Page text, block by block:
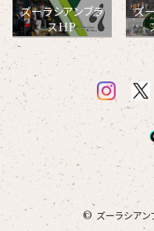
【xx's day】
【birthday】
【anniversary】
【Allstar】
【6faces】
カラードライポロシャツ
【Brass_emblem】
オックスフォード長袖シャツ
フルジップパーカー
ドライジップパーカー
ドライストレッチプルオーバーパ
スウェットパンツ
アウター
Tシャツ（長袖）
【chara】
【custom_point】
ハット・ネックウォーマー
たたきのトリ アイリス
たたきのトリ スカーレット
ゴールデンターキン
オセロット
グランパバク
アンクルバク
カズンバク
指揮者3人衆
トラ軍団
トランペッターズ
バク一族
パーカッションチーム
ズーラシアンブラ
スHP
ズ
© ズーラシアン